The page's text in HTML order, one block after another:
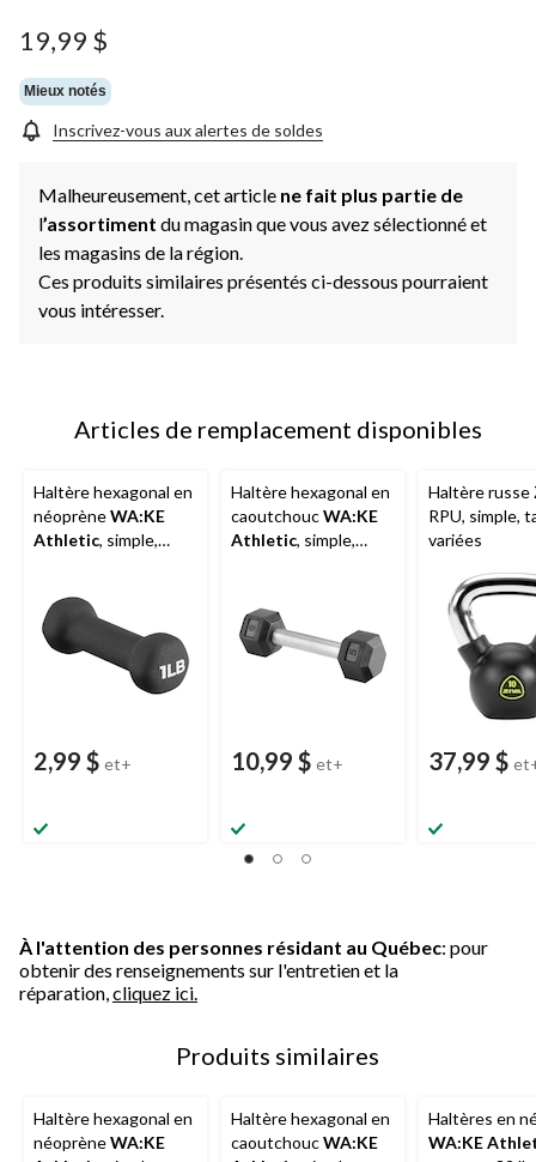
19,99 $
Mieux notés
Inscrivez-vous aux alertes de soldes
Malheureusement, cet article ne fait plus partie de
l’assortiment du magasin que vous avez sélectionné et
les magasins de la région.
Ces produits similaires présentés ci-dessous pourraient
vous intéresser.
Articles de remplacement disponibles
Haltère hexagonal en
néoprèneWA:KE
Athletic, simple,
2,99 $ et+
Haltère hexagonal en
caoutchoucWA:KE
Athletic, simple,
10,99 $ et+
Haltère russe
RPU, simple,
variées
37,99 $
À l'attention des personnes résidant au Québec: pour
obtenir des renseignements sur l'entretien et la
réparation, cliquez ici.
Produits similaires
Haltère hexagonal en
néoprèneWA:KE
Haltère hexagonal en
caoutchoucWA:KE
Haltères en
WA:KE